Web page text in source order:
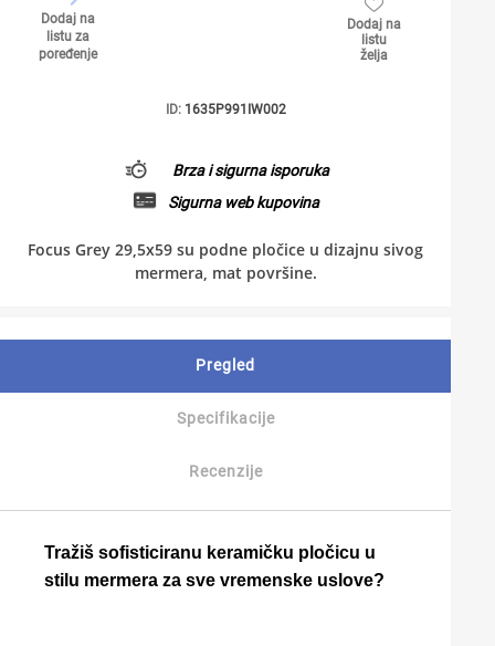
Dodaj na
listu za
poređenje
Dodaj na
listu
želja
ID: 1635P991IW002
Brza i sigurna isporuka
Sigurna web kupovina
Focus Grey 29,5x59 su podne pločice u dizajnu sivog
mermera, mat površine.
Pregled
Specifikacije
Recenzije
Tražiš sofisticiranu keramičku pločicu u
stilu mermera za sve vremenske uslove?